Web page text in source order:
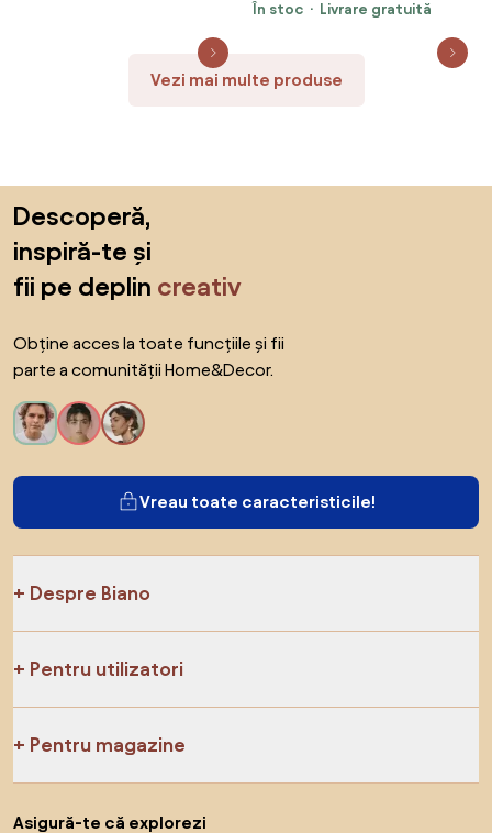
În stoc
Livrare gratuită
Vezi mai multe produse
Descoperă,
inspiră-te și
fii pe deplin creativ
Obține acces la toate funcțiile și fii
parte a comunității Home&Decor.
Vreau toate caracteristicile!
Despre Biano
Pentru utilizatori
Pentru magazine
Asigură-te că explorezi